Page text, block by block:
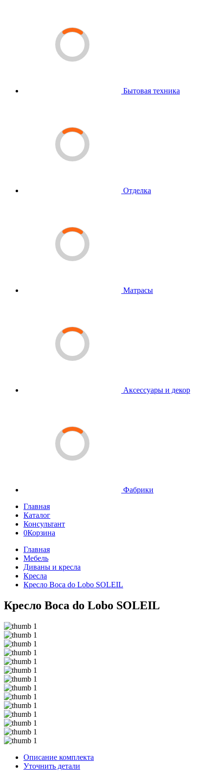
Бытовая техника
Отделка
Матрасы
Аксессуары и декор
Фабрики
Главная
Каталог
Консультант
0Корзина
Главная
Мебель
Диваны и кресла
Кресла
Кресло Boca do Lobo SOLEIL
Кресло Boca do Lobo SOLEIL
Описание комплекта
Уточнить детали